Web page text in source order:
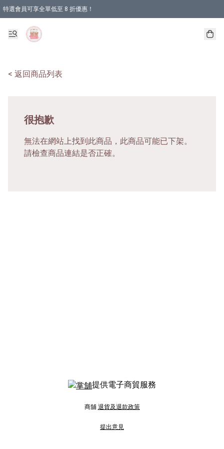
特選會員可享全單低至 8 折優惠！
< 返回商品列表
很抱歉
無法在網站上找到此商品，此商品可能已下架。
請檢查商品連結是否正確。
提供電子商貿服務
商舖 退貨及退款政策
提出意見